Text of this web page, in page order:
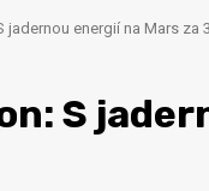
jadernou energií na Mars za
S